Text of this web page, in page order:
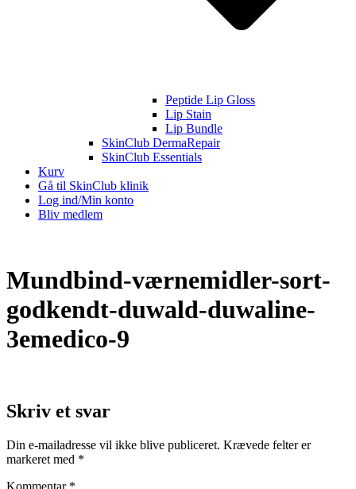
Peptide Lip Gloss
Lip Stain
Lip Bundle
SkinClub DermaRepair
SkinClub Essentials
Kurv
Gå til SkinClub klinik
Log ind/Min konto
Bliv medlem
Mundbind-værnemidler-sort-
godkendt-duwald-duwaline-
3emedico-9
Skriv et svar
Din e-mailadresse vil ikke blive publiceret. Krævede felter er
markeret med *